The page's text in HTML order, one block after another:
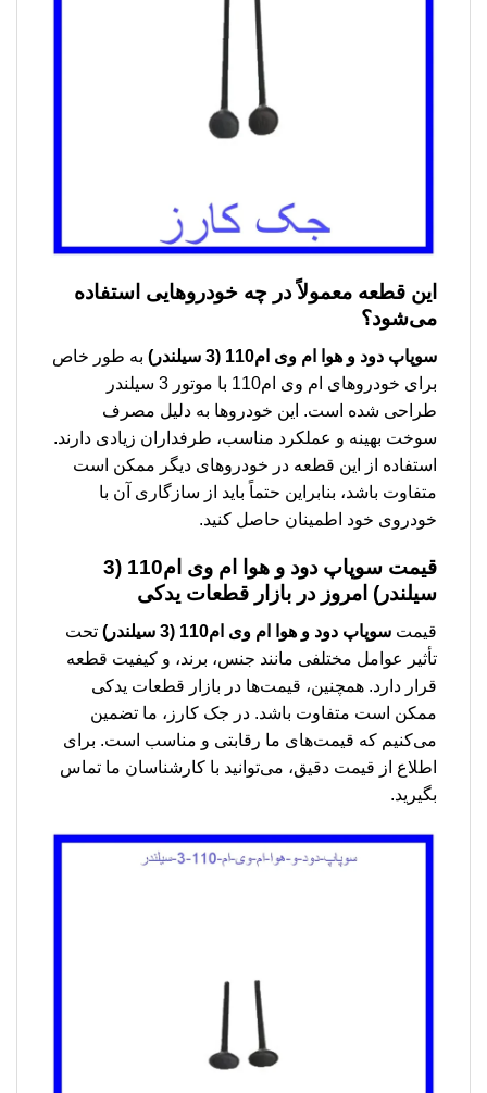
این قطعه معمولاً در چه خودروهایی استفاده
می‌شود؟
سوپاپ دود و هوا ام وی ام110 (3 سیلندر)
به طور خاص
برای خودروهای ام وی ام110 با موتور 3 سیلندر
طراحی شده است. این خودروها به دلیل مصرف
سوخت بهینه و عملکرد مناسب، طرفداران زیادی دارند.
استفاده از این قطعه در خودروهای دیگر ممکن است
متفاوت باشد، بنابراین حتماً باید از سازگاری آن با
خودروی خود اطمینان حاصل کنید.
قیمت
سوپاپ دود و هوا ام وی ام110 (3
سیلندر) امروز در بازار قطعات یدکی
قیمت سوپاپ دود و هوا ام وی ام110 (3 سیلندر)
تحت
تأثیر عوامل مختلفی مانند جنس، برند، و کیفیت قطعه
قرار دارد. همچنین، قیمت‌ها در بازار قطعات یدکی
ممکن است متفاوت باشد. در جک کارز، ما تضمین
می‌کنیم که قیمت‌های ما رقابتی و مناسب است. برای
اطلاع از قیمت دقیق، می‌توانید با کارشناسان ما تماس
بگیرید.